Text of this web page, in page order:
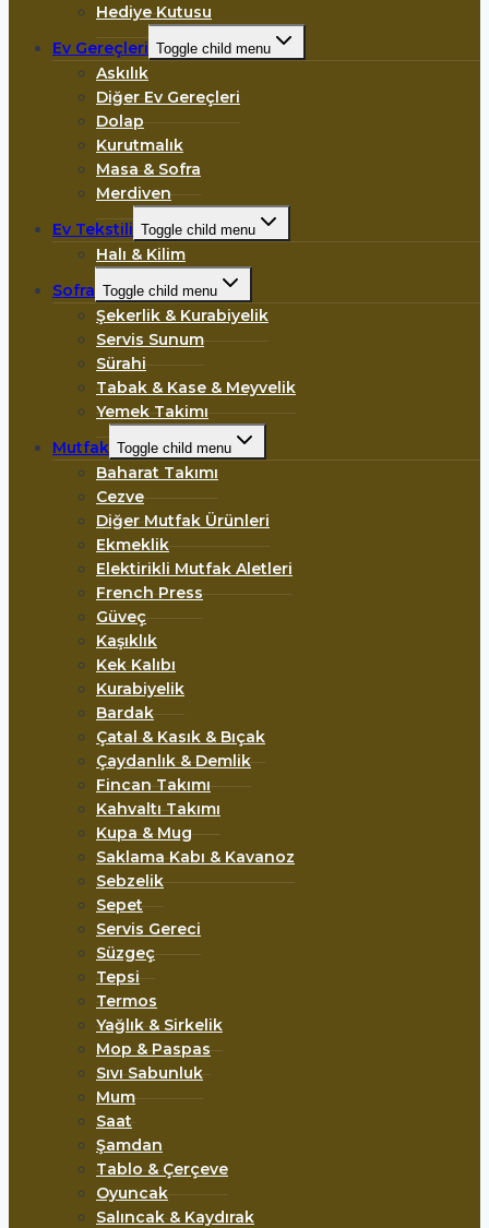
Hediye Kutusu
Ev Gereçleri Toggle child menu
Askılık
Diğer Ev Gereçleri
Dolap
Kurutmalık
Masa & Sofra
Merdiven
Ev Tekstili Toggle child menu
Halı & Kilim
Sofra Toggle child menu
Şekerlik & Kurabiyelik
Servis Sunum
Sürahi
Tabak & Kase & Meyvelik
Yemek Takimı
Mutfak Toggle child menu
Baharat Takımı
Cezve
Diğer Mutfak Ürünleri
Ekmeklik
Elektirikli Mutfak Aletleri
French Press
Güveç
Kaşıklık
Kek Kalıbı
Kurabiyelik
Bardak
Çatal & Kasık & Bıçak
Çaydanlık & Demlik
Fincan Takımı
Kahvaltı Takımı
Kupa & Mug
Saklama Kabı & Kavanoz
Sebzelik
Sepet
Servis Gereci
Süzgeç
Tepsi
Termos
Yağlık & Sirkelik
Mop & Paspas
Sıvı Sabunluk
Mum
Saat
Şamdan
Tablo & Çerçeve
Oyuncak
Salıncak & Kaydırak